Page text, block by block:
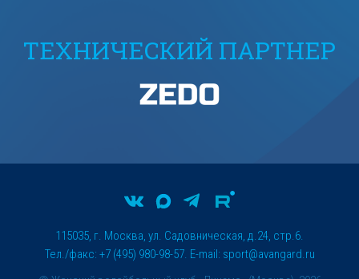
ТЕХНИЧЕСКИЙ ПАРТНЕР
115035, г. Москва, ул. Садовническая, д.24, стр.6.
Тел./факс: +7 (495) 980-98-57. E-mail: sport@avangard.ru